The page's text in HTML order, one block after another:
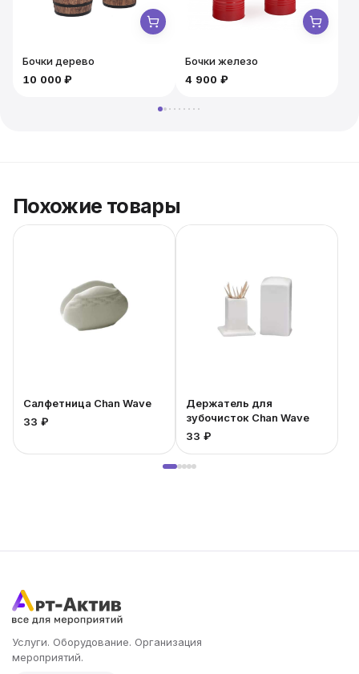
Бочки дерево
10 000 ₽
Бочки железо
4 900 ₽
Похожие товары
Салфетница Chan Wave
33 ₽
Держатель для
зубочисток Chan Wave
33 ₽
Услуги. Оборудование. Организация
мероприятий.